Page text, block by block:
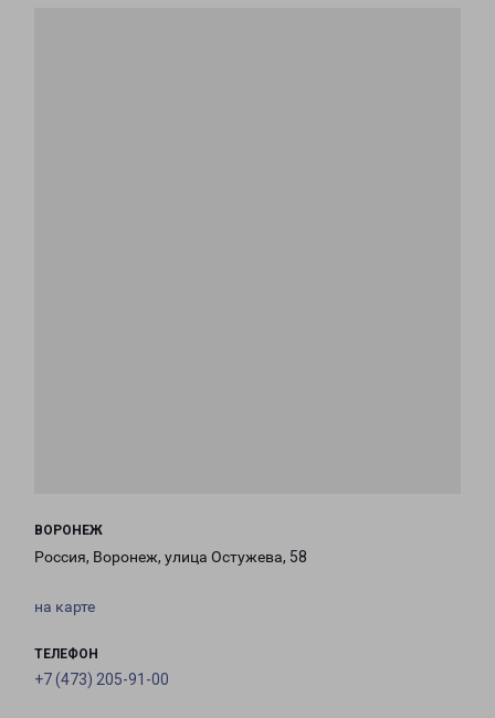
ВОРОНЕЖ
Россия, Воронеж, улица Остужева, 58
на карте
ТЕЛЕФОН
+7 (473) 205-91-00